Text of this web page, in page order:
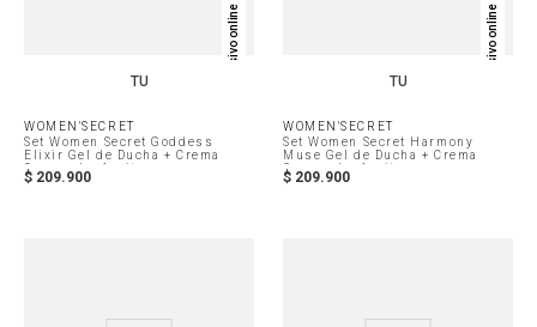
Exclusivo online
TU
WOMEN'SECRET
Set Women Secret Goddess
Elixir Gel de Ducha + Crema
Corporal + Aceite
$ 209.900
Exclusivo online
TU
WOMEN'SECRET
Set Women Secret Harmony
Muse Gel de Ducha + Crema
Corporal + Aceite
$ 209.900